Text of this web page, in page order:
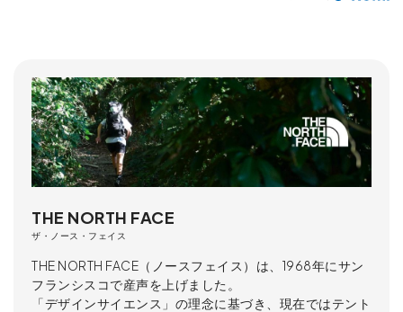
THE NORTH FACE
ザ・ノース・フェイス
THE NORTH FACE（ノースフェイス）は、1968年にサン
フランシスコで産声を上げました。
「デザインサイエンス」の理念に基づき、現在ではテント